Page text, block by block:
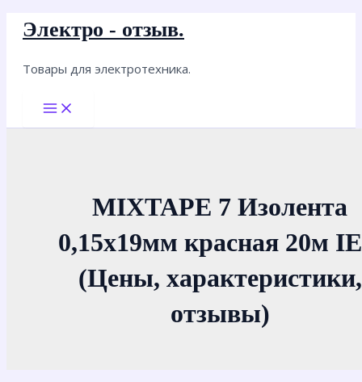
Перейти
содержимому
Электро - отзыв.
Товары для электротехника.
Main
Menu
MIXTAPE 7 Изолента
0,15х19мм красная 20м
(Цены, характеристики,
отзывы)